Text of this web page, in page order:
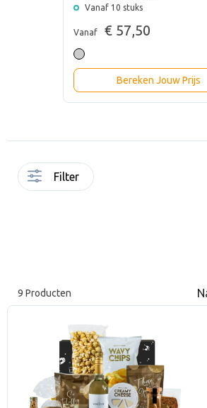
Vanaf 10 stuks
Vanaf € 57,50
Bereken Jouw Prijs
Filter
9 Producten